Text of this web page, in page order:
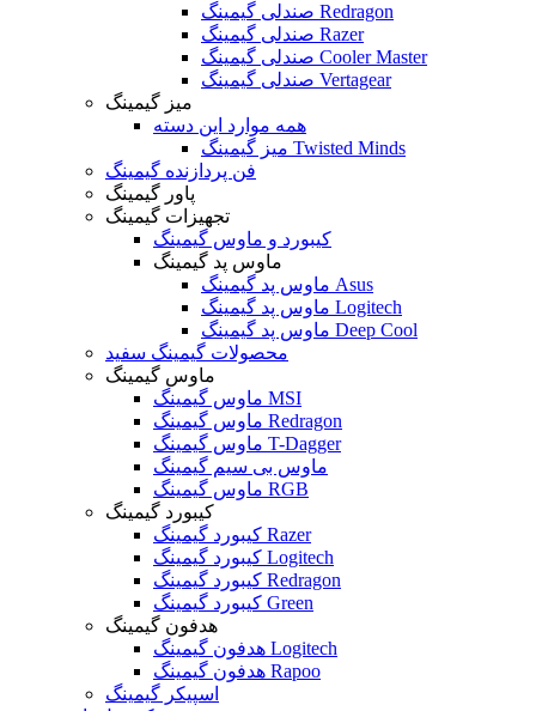
صندلی گیمینگ Redragon
صندلی گیمینگ Razer
صندلی گیمینگ Cooler Master
صندلی گیمینگ Vertagear
میز گیمینگ
همه موارد این دسته
میز گیمینگ Twisted Minds
فن پردازنده گیمینگ
پاور گیمینگ
تجهیزات گیمینگ
کیبورد و ماوس گیمینگ
ماوس پد گیمینگ
ماوس پد گیمینگ Asus
ماوس پد گیمینگ Logitech
ماوس پد گیمینگ Deep Cool
محصولات گیمینگ سفید
ماوس گیمینگ
ماوس گیمینگ MSI
ماوس گیمینگ Redragon
ماوس گیمینگ T-Dagger
ماوس بی سیم گیمینگ
ماوس گیمینگ RGB
کیبورد گیمینگ
کیبورد گیمینگ Razer
کیبورد گیمینگ Logitech
کیبورد گیمینگ Redragon
کیبورد گیمینگ Green
هدفون گیمینگ
هدفون گیمینگ Logitech
هدفون گیمینگ Rapoo
اسپیکر گیمینگ